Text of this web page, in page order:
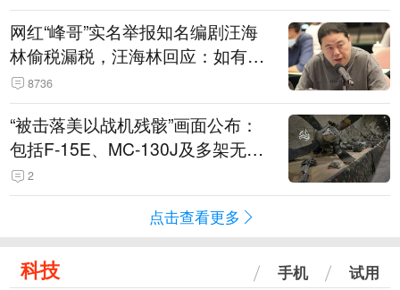
网红“峰哥”实名举报知名编剧汪海
林偷税漏税，汪海林回应：如有违
法行为，相关机构自会进行评判和
处理
8736
“被击落美以战机残骸”画面公布：
包括F-15E、MC-130J及多架无人
机 2
点击查看更多
科技 手机 试用